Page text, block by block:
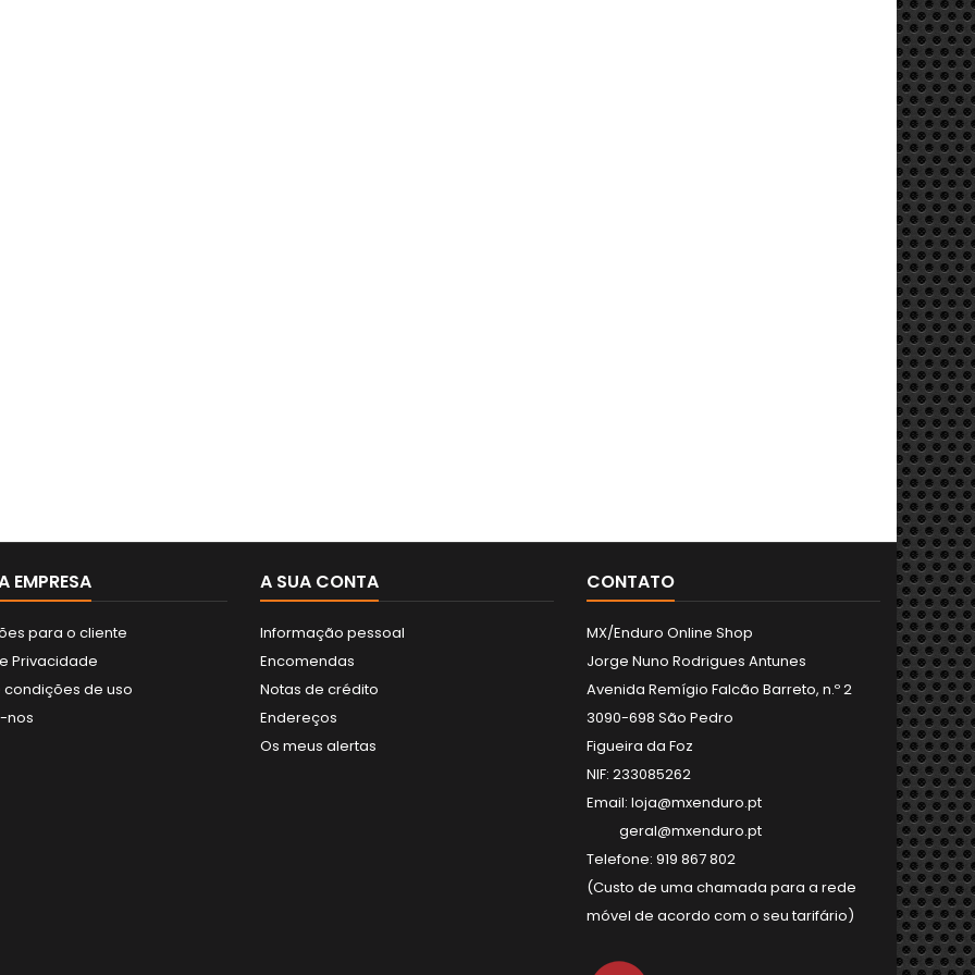
EMPRESA
para o cliente
Privacidade
condições de uso
nos
A SUA CONTA
Informação pessoal
Encomendas
Notas de crédito
Endereços
Os meus alertas
CONTATO
MX/Enduro Online Shop
Jorge Nuno Rodrigues Antunes
Avenida Remígio Falcão Barreto, n.º 2
3090-698 São Pedro
Figueira da Foz
NIF: 233085262
Email: loja@mxenduro.pt
geral@mxenduro.pt
Telefone: 919 867 802
(Custo de uma chamada para a rede
móvel de acordo com o seu tarifário)